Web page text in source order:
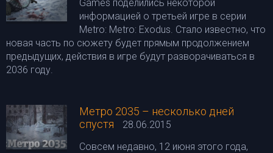
Games поделились некоторой
информацией о третьей игре в серии
Metro: Metro: Exodus. Стало известно, что
новая часть по сюжету будет прямым продолжением
предыдущих, действия в игре будут разворачиваться в
2036 году.
Метро 2035 – несколько дней
спустя
28.06.2015
Cовсем недавно, 12 июня этого года,